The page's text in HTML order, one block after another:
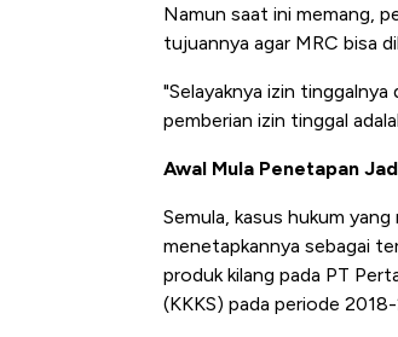
Namun saat ini memang,
tujuannya agar MRC bisa
"Selayaknya izin
pemberian izin tinggal
Awal Mula Penetapan
Semula, kasus hukum
menetapkannya sebagai
produk kilang pada PT
(KKKS) pada periode